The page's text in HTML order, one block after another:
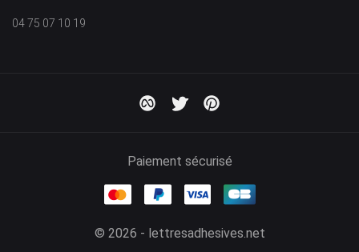
04 75 07 10 19
Paiement sécurisé
© 2026 - lettresadhesives.net